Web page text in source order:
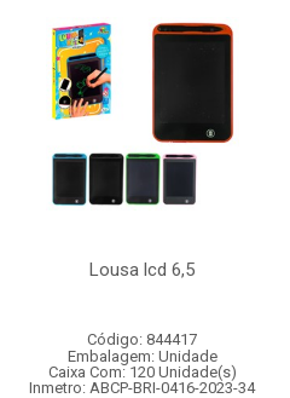
Lousa lcd 6,5
Código: 844417
Embalagem: Unidade
Caixa Com: 120 Unidade(s)
Inmetro: ABCP-BRI-0416-2023-34